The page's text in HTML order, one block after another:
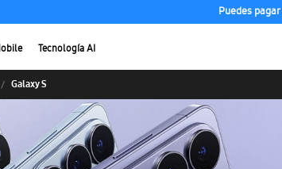
Puedes
Tecnología AI
Galaxy S